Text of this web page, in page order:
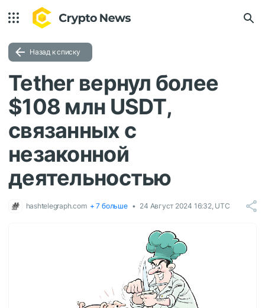
Назад к списку
Tether вернул более
$108 млн USDT,
связанных с
незаконной
деятельностью
hashtelegraph.com + 7 больше 24 Август 2024 16:32, UTC